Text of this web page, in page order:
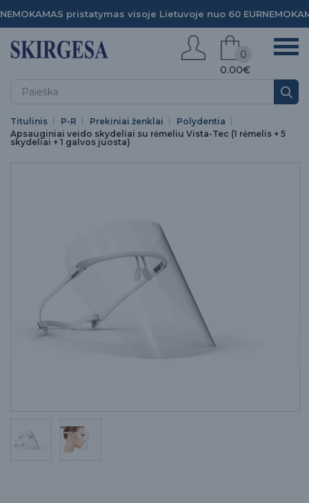
NEMOKAMAS pristatymas visoje Lietuvoje nuo 60 EUR
0.00€
0
Titulinis P-R Prekiniai ženklai
Polydentia
Apsauginiai veido skydeliai su rėmeliu Vista-Tec (1 rėmelis + 5
skydeliai + 1 galvos juosta)